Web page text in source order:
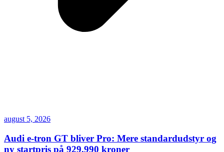
august 5, 2026
Audi e-tron GT bliver Pro: Mere standardudstyr og
ny startpris på 929.990 kroner